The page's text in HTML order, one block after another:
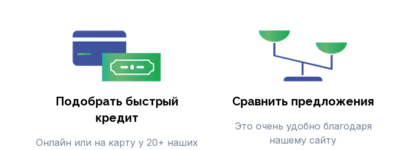
Подобрать быстрый
кредит
Онлайн или на карту у 20+ наших
Сравнить предложения
Это очень удобно благодаря
нашему сайту